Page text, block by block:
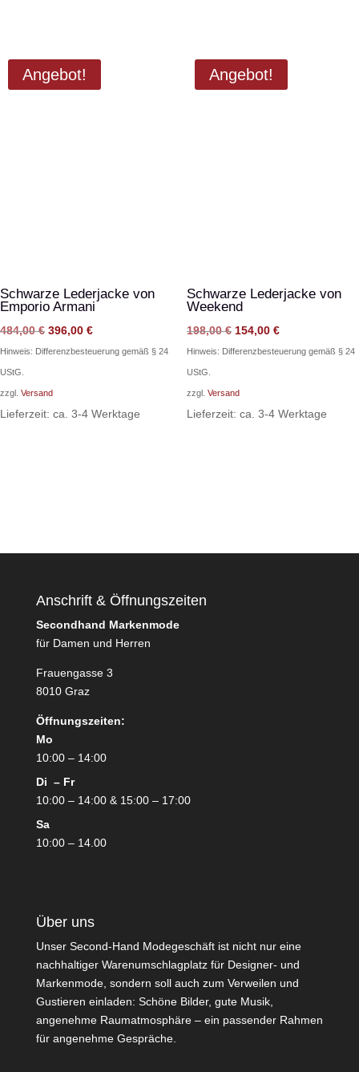
Angebot!
Schwarze Lederjacke von
Emporio Armani
484,00€ Ursprünglicher
Preis
484,00 €
396,00 €Aktueller
Preis
Hinweis: Differenzbesteuerung gemäß § 24
UStG.
zzgl. Versand
Lieferzeit: ca. 3-4 Werktage
Angebot!
Schwarze Lederjacke von
Weekend
198,00€ Ursprünglicher
Preis
198,00 €
154,00 €Aktueller
Preis
Hinweis: Differenzbesteuerung gemäß § 24
UStG.
zzgl. Versand
Lieferzeit: ca. 3-4 Werktage
Anschrift & Öffnungszeiten
Secondhand Markenmode
für Damen und Herren
Frauengasse 3
8010 Graz
Öffnungszeiten:
Mo
10:00 – 14:00
Di – Fr
10:00 – 14:00 & 15:00 – 17:00
Sa
10:00 – 14.00
Über uns
Unser Second-Hand Modegeschäft ist nicht nur eine
nachhaltiger Warenumschlagplatz für Designer- und
Markenmode, sondern soll auch zum Verweilen und
Gustieren einladen: Schöne Bilder, gute Musik,
angenehme Raumatmosphäre – ein passender Rahmen
für angenehme Gespräche.